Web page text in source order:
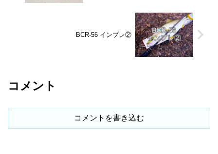
BCR-56 インプレ②
コメント
コメントを書き込む